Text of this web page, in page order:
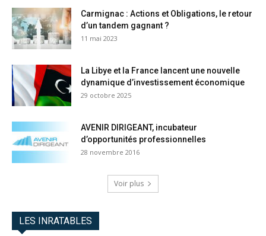
Carmignac : Actions et Obligations, le retour
d’un tandem gagnant ?
11 mai 2023
La Libye et la France lancent une nouvelle
dynamique d’investissement économique
29 octobre 2025
AVENIR DIRIGEANT, incubateur
d’opportunités professionnelles
28 novembre 2016
Voir plus
LES INRATABLES